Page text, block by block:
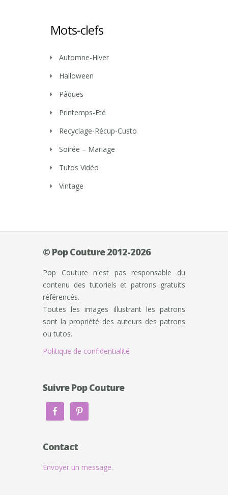
Mots-clefs
Automne-Hiver
Halloween
Pâques
Printemps-Eté
Recyclage-Récup-Custo
Soirée – Mariage
Tutos Vidéo
Vintage
© Pop Couture 2012-2026
Pop Couture n'est pas responsable du
contenu des tutoriels et patrons gratuits
référencés.
Toutes les images illustrant les patrons
sont la propriété des auteurs des patrons
ou tutos.
Politique de confidentialité
Suivre Pop Couture
Contact
Envoyer un message.